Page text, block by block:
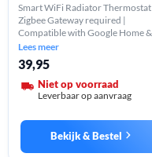
Smart WiFi Radiator Thermostat
Zigbee Gateway required |
Compatible with Google Home &
Alexa | App & voice control |
Energy-saving
Lees meer
39,95
Niet op voorraad
Leverbaar op aanvraag
Bekijk & Bestel